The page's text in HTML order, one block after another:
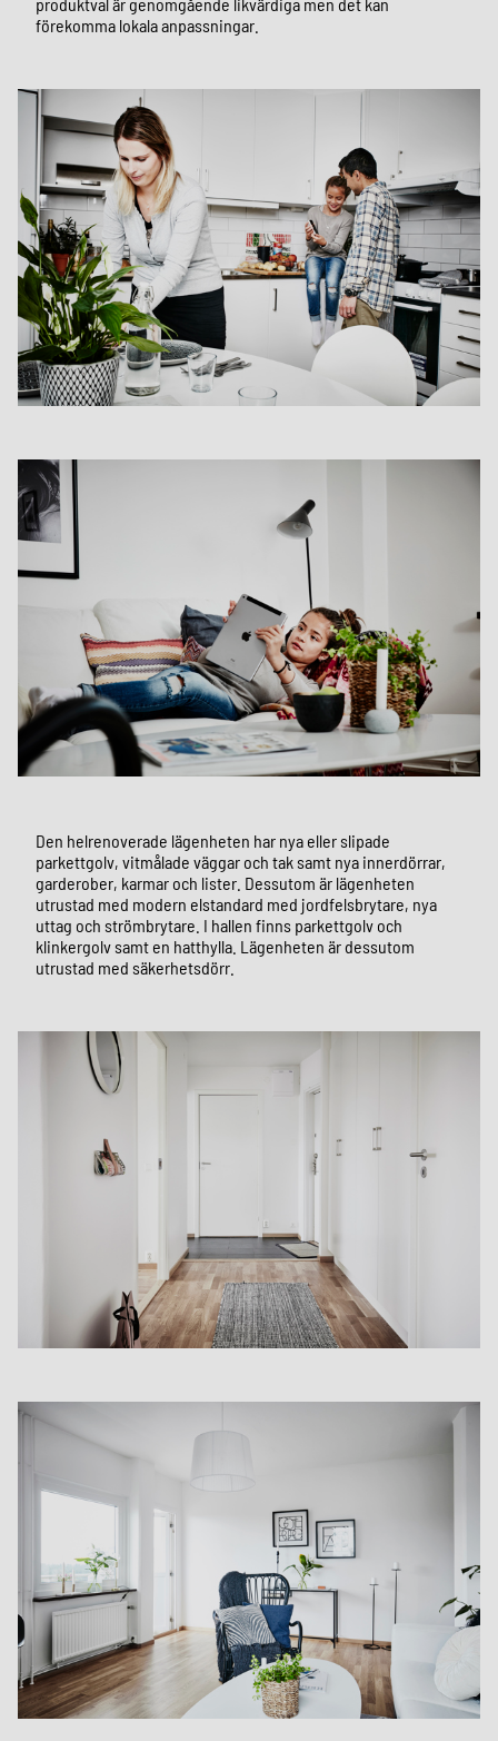
förekomma lokala anpassningar.
Den helrenoverade lägenheten har nya eller slipade
parkettgolv, vitmålade väggar och tak samt nya innerdörrar,
garderober, karmar och lister. Dessutom är lägenheten
utrustad med modern elstandard med jordfelsbrytare, nya
uttag och strömbrytare. I hallen finns parkettgolv och
klinkergolv samt en hatthylla. Lägenheten är dessutom
utrustad med säkerhetsdörr.